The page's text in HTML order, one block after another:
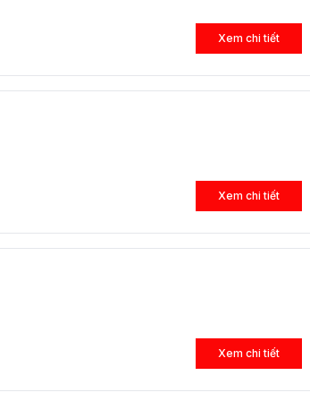
Xem chi tiết
Xem chi tiết
Xem chi tiết